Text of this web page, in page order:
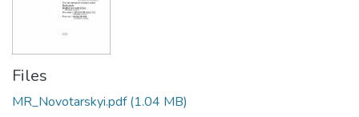
Files
MR_Novotarskyi.pdf(1.04 MB)